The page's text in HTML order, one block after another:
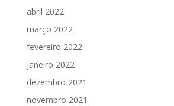
abril 2022
março 2022
fevereiro 2022
janeiro 2022
dezembro 2021
novembro 2021